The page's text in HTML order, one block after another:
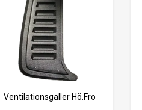
Ventilationsgaller Hö.Fro